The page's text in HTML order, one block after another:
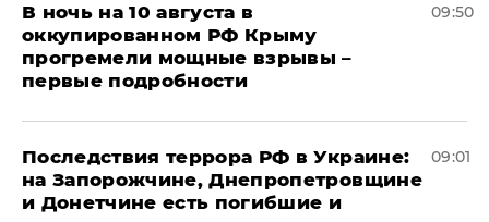
В ночь на 10 августа в
оккупированном РФ Крыму
прогремели мощные взрывы –
первые подробности
09:50
Последствия террора РФ в Украине:
на Запорожчине, Днепропетровщине
и Донетчине есть погибшие и
09:01